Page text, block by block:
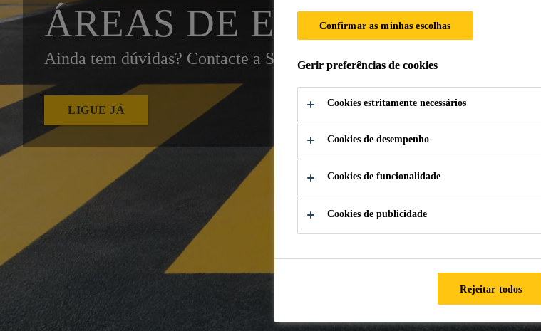
ÁREAS DE
Ainda tem dúvidas? Contacte a Sika!
LIGUE JÁ
Confirmar as minhas escolhas
Gerir preferências de cookies
Cookies estritamente necessários
Cookies de desempenho
Cookies de funcionalidade
Cookies de publicidade
Rejeitar todos